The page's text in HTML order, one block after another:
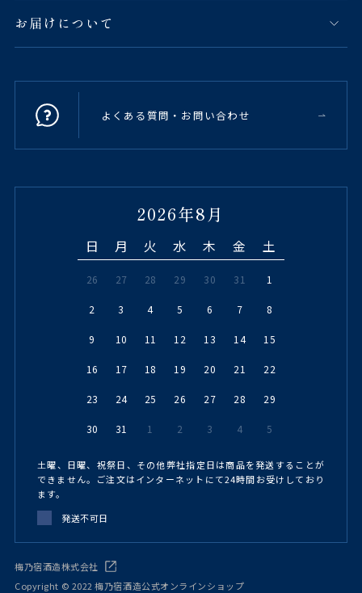
お届けについて
よくある質問・お問い合わせ
2026年8月
日 月 火 水 木 金 土
26 27 28 29 30 31 1
2 3 4 5 6 7 8
9 10 11 12 13 14 15
16 17 18 19 20 21 22
23 24 25 26 27 28 29
30 31 1 2 3 4 5
土曜、日曜、祝祭日、その他弊社指定日は商品を発送することが
できません。ご注文はインターネットにて24時間お受けしており
ます。
発送不可日
梅乃宿酒造株式会社
Copyright © 2022 梅乃宿酒造公式オンラインショップ